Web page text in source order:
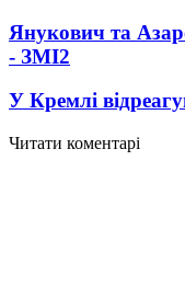
Янукович та
- ЗМІ2
У Кремлі
Читати коментарі